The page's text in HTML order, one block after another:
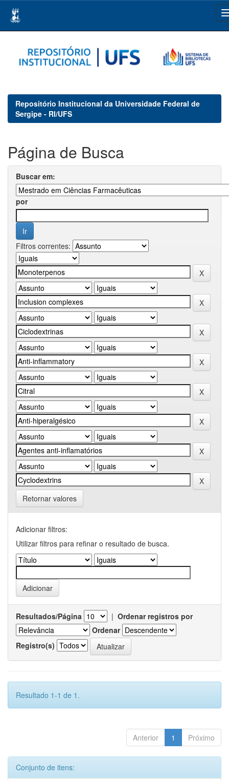
navigation
Repositório Institucional da Universidade Federal de
Sergipe - RI/UFS
Página de Busca
Buscar em:
por
Filtros correntes:
Retornar valores
Adicionar filtros:
Utilizar filtros para refinar o resultado de busca.
Resultados/Página | Ordenar registros por
Ordenar
Registro(s)
Resultado 1-1 de 1.
Anterior 1 Próximo
Conjunto de itens: